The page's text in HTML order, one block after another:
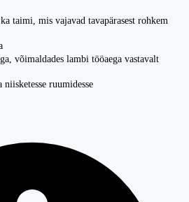
taimi, mis vajavad tavapärasest rohkem
võimaldades lambi tööaega vastavalt
ruumidesse